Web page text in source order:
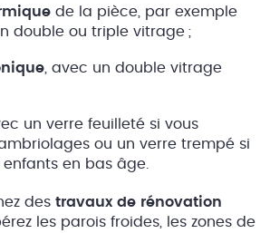
de la pièce, par exemple
double ou triple vitrage ;
, avec un double vitrage
un verre feuilleté si vous
ou un verre trempé si
en bas âge.
des travaux de rénovation
les parois froides, les zones de